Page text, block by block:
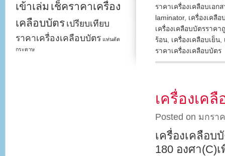
ราคาเครื่องเคลือบเอกส
laminator, เครื่องเคลือ
เครื่องเคลือบบัตรราคา
ร้อน, เครื่องเคลือบเย็น,
ราคาเครื่องเคลือบบัตร
เครื่องเค
Posted on มกรา
เครื่องเคลือบ
180 องศา(C)
เข้าเล่ม เช็คราคาเครื่อง
เคลือบบัตร เปรียบเทียบ
ราคาเครื่องเคลือบบัตร แท่นตัด
กระดาษ